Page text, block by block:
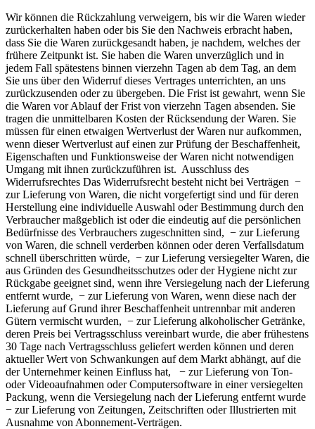
Wir können die Rückzahlung verweigern, bis wir die Waren wieder
zurückerhalten haben oder bis Sie den Nachweis erbracht haben,
dass Sie die Waren zurückgesandt haben, je nachdem, welches der
frühere Zeitpunkt ist. Sie haben die Waren unverzüglich und in
jedem Fall spätestens binnen vierzehn Tagen ab dem Tag, an dem
Sie uns über den Widerruf dieses Vertrages unterrichten, an uns
zurückzusenden oder zu übergeben. Die Frist ist gewahrt, wenn Sie
die Waren vor Ablauf der Frist von vierzehn Tagen absenden. Sie
tragen die unmittelbaren Kosten der Rücksendung der Waren. Sie
müssen für einen etwaigen Wertverlust der Waren nur aufkommen,
wenn dieser Wertverlust auf einen zur Prüfung der Beschaffenheit,
Eigenschaften und Funktionsweise der Waren nicht notwendigen
Umgang mit ihnen zurückzuführen ist. Ausschluss des
Widerrufsrechtes Das Widerrufsrecht besteht nicht bei Verträgen −
zur Lieferung von Waren, die nicht vorgefertigt sind und für deren
Herstellung eine individuelle Auswahl oder Bestimmung durch den
Verbraucher maßgeblich ist oder die eindeutig auf die persönlichen
Bedürfnisse des Verbrauchers zugeschnitten sind, − zur Lieferung
von Waren, die schnell verderben können oder deren Verfallsdatum
schnell überschritten würde, − zur Lieferung versiegelter Waren, die
aus Gründen des Gesundheitsschutzes oder der Hygiene nicht zur
Rückgabe geeignet sind, wenn ihre Versiegelung nach der Lieferung
entfernt wurde, − zur Lieferung von Waren, wenn diese nach der
Lieferung auf Grund ihrer Beschaffenheit untrennbar mit anderen
Gütern vermischt wurden, − zur Lieferung alkoholischer Getränke,
deren Preis bei Vertragsschluss vereinbart wurde, die aber frühestens
30 Tage nach Vertragsschluss geliefert werden können und deren
aktueller Wert von Schwankungen auf dem Markt abhängt, auf die
der Unternehmer keinen Einfluss hat, − zur Lieferung von Ton-
oder Videoaufnahmen oder Computersoftware in einer versiegelten
Packung, wenn die Versiegelung nach der Lieferung entfernt wurde
− zur Lieferung von Zeitungen, Zeitschriften oder Illustrierten mit
Ausnahme von Abonnement-Verträgen.